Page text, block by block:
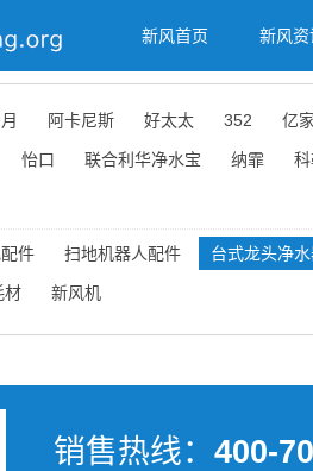
新风首页 新风资
阿卡尼斯 好太太 352 亿
怡口 联合利华净水宝 纳霏
件 扫地机器人配件 台式龙头净
材 新风机
销售热线： 400-